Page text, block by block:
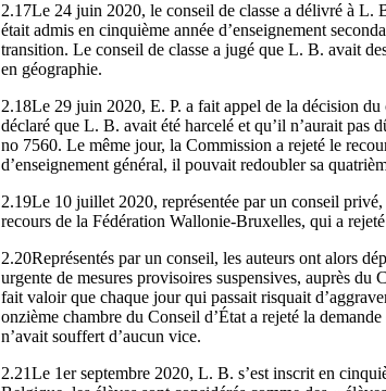
2.17Le 24 juin 2020, le conseil de classe a délivré à
était admis en cinquième année d’enseignement
transition. Le conseil de classe a jugé que L. B. avait
en géographie.
2.18Le 29 juin 2020, E. P. a fait appel de la décision
déclaré que L. B. avait été harcelé et qu’il n’aurait pas
no 7560. Le même jour, la Commission a rejeté le
d’enseignement général, il pouvait redoubler sa
2.19Le 10 juillet 2020, représentée par un conseil
recours de la Fédération Wallonie-Bruxelles, qui a
2.20Représentés par un conseil, les auteurs ont alors
urgente de mesures provisoires suspensives, auprès
fait valoir que chaque jour qui passait risquait
onzième chambre du Conseil d’État a rejeté la
n’avait souffert d’aucun vice.
2.21Le 1er septembre 2020, L. B. s’est inscrit en